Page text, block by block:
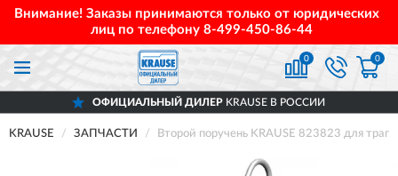
Внимание! Заказы принимаются только от юридических
лиц по телефону 8-499-450-86-44
0 0
ОФИЦИАЛЬНЫЙ ДИЛЕРKRAUSE В РОССИИ
KRAUSE ЗАПЧАСТИ Второй поручень KRAUSE 823823 для